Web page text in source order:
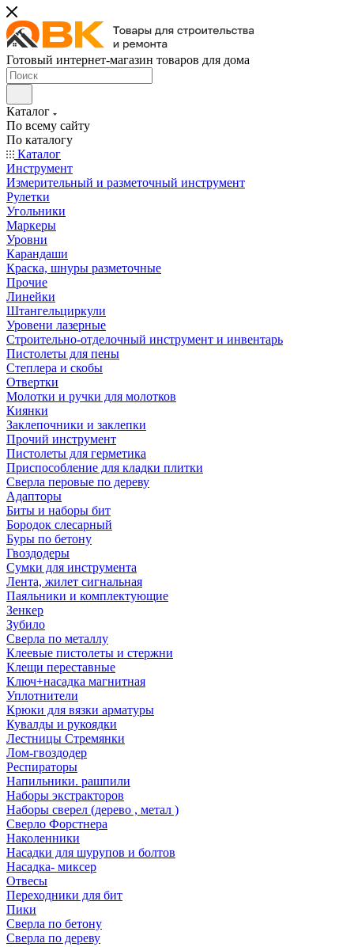
Готовый интернет-магазин товаров для дома
Каталог
По всему сайту
По каталогу
Каталог
Инструмент
Измерительный и разметочный инструмент
Рулетки
Угольники
Маркеры
Уровни
Карандаши
Краска, шнуры разметочные
Прочие
Линейки
Штангельциркули
Уровени лазерные
Строительно-отделочный инструмент и инвентарь
Пистолеты для пены
Степлера и скобы
Отвертки
Молотки и ручки для молотков
Киянки
Заклепочники и заклепки
Прочий инструмент
Пистолеты для герметика
Приспособление для кладки плитки
Сверла перовые по дереву
Адапторы
Биты и наборы бит
Бородок слесарный
Буры по бетону
Гвоздодеры
Сумки для инструмента
Лента, жилет сигнальная
Паяльники и комплектующие
Зенкер
Зубило
Сверла по металлу
Клеевые пистолеты и стержни
Клещи переставные
Ключ+насадка магнитная
Уплотнители
Крюки для вязки арматуры
Кувалды и рукоядки
Лестницы Стремянки
Лом-гвоздодер
Респираторы
Напильники. рашпили
Наборы экстракторов
Наборы сверел (дерево , метал )
Сверло Форстнера
Наколенники
Насадки для шурупов и болтов
Насадка- миксер
Отвесы
Переходники для бит
Пики
Сверла по бетону
Сверла по дереву